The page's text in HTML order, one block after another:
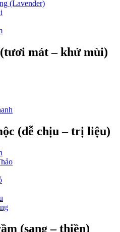
(Lavender)
mát – khử mùi)
(dễ chịu – trị liệu)
(sang – thiền)